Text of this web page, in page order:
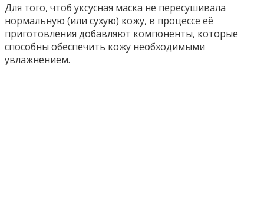
Для того, чтоб уксусная маска не пересушивала
нормальную (или сухую) кожу, в процессе её
приготовления добавляют компоненты, которые
способны обеспечить кожу необходимыми
увлажнением.